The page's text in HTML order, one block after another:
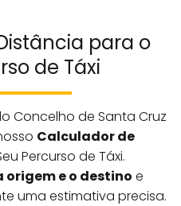
para o
de Táxi
Concelho de Santa Cruz
Calculador de
Percurso de Táxi.
origem e o destino e
uma estimativa precisa.